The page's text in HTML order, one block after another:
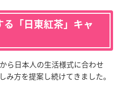
「日東紅茶」キャ
ら日本人の生活様式に合わせ
み方を提案し続けてきました。